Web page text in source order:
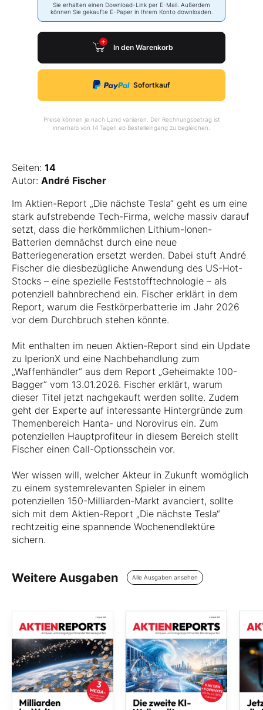
Sie erhalten einen Download-Link per E-Mail. Außerdem
können Sie gekaufte E-Paper in Ihrem Konto downloaden.
In den Warenkorb
Sofortkauf
Preise können je nach Land variieren. Der Rechnungsbetrag ist
innerhalb von 14 Tagen ab Bestelleingang zu begleichen.
Seiten: 14
Autor: André Fischer
Im Aktien-Report „Die nächste Tesla“ geht es um eine
stark aufstrebende Tech-Firma, welche massiv darauf
setzt, dass die herkömmlichen Lithium-Ionen-
Batterien demnächst durch eine neue
Batteriegeneration ersetzt werden. Dabei stuft André
Fischer die diesbezügliche Anwendung des US-Hot-
Stocks – eine spezielle Feststofftechnologie – als
potenziell bahnbrechend ein. Fischer erklärt in dem
Report, warum die Festkörperbatterie im Jahr 2026
vor dem Durchbruch stehen könnte.
Mit enthalten im neuen Aktien-Report sind ein Update
zu IperionX und eine Nachbehandlung zum
„Waffenhändler“ aus dem Report „Geheimakte 100-
Bagger“ vom 13.01.2026. Fischer erklärt, warum
dieser Titel jetzt nachgekauft werden sollte. Zudem
geht der Experte auf interessante Hintergründe zum
Themenbereich Hanta- und Norovirus ein. Zum
potenziellen Hauptprofiteur in diesem Bereich stellt
Fischer einen Call-Optionsschein vor.
Wer wissen will, welcher Akteur in Zukunft womöglich
zu einem systemrelevanten Spieler in einem
potenziellen 150-Milliarden-Markt avanciert, sollte
sich mit dem Aktien-Report „Die nächste Tesla“
rechtzeitig eine spannende Wochenendlektüre
sichern.
Weitere Ausgaben Alle Ausgaben ansehen